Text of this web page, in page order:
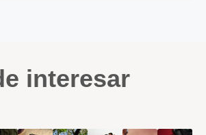
interesar